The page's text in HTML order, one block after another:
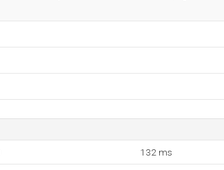
132 ms